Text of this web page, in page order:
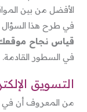
الأفضل من بين
في طرح هذا
قياس نجاح موقعك
في السطور القادمة.
التسويق
من المعروف أن في